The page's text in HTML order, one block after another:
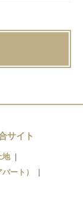
サイト
地
ート）